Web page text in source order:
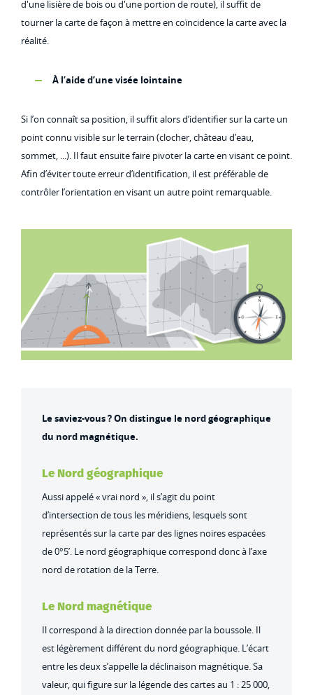
d'une lisière de bois ou d'une portion de route), il suffit de
tourner la carte de façon à mettre en coïncidence la carte avec la
réalité.
À l’aide d’une visée lointaine
Si l’on connaît sa position, il suffit alors d’identifier sur la carte un
point connu visible sur le terrain (clocher, château d’eau,
sommet, ...). Il faut ensuite faire pivoter la carte en visant ce point.
Afin d’éviter toute erreur d’identification, il est préférable de
contrôler l’orientation en visant un autre point remarquable.
Le saviez-vous ? On distingue le nord géographique
du nord magnétique.
Le Nord géographique
Aussi appelé « vrai nord », il s’agit du point
d’intersection de tous les méridiens, lesquels sont
représentés sur la carte par des lignes noires espacées
de 0°5’. Le nord géographique correspond donc à l’axe
nord de rotation de la Terre.
Le Nord magnétique
Il correspond à la direction donnée par la boussole. Il
est légèrement différent du nord géographique. L’écart
entre les deux s’appelle la déclinaison magnétique. Sa
valeur, qui figure sur la légende des cartes au 1 : 25 000,